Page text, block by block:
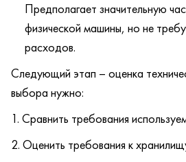
Предполагает значительную
физической машины, но не
расходов.
Следующий этап – оценка
выбора нужно:
Сравнить требования
Оценить требования к